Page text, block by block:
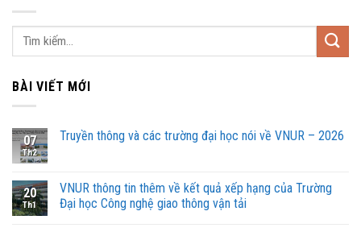
BÀI VIẾT MỚI
07
Th2
Truyền thông và các trường đại học nói về VNUR – 2026
20
Th1
VNUR thông tin thêm về kết quả xếp hạng của Trường
Đại học Công nghệ giao thông vận tải